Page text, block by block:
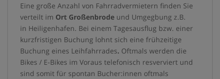
Eine große Anzahl von Fahrradvermietern finden Sie
verteilt im Ort Großenbrode und Umgegbung z.B.
in Heiligenhafen. Bei einem Tagesausflug bzw. einer
kurzfristigen Buchung lohnt sich eine frühzeitige
Buchung eines Leihfahrrades. Oftmals werden die
Bikes / E-Bikes im Voraus telefonisch resverviert und
sind somit für spontan Bucher:innen oftmals